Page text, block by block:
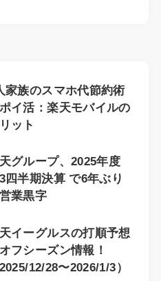
家族のスマホ代節約術
イ活：楽天モバイルの
ット
グループ、2025年度
四半期決算 で6年ぶり
業黒字
イーグルスの打順予想
フシーズン情報！
2025/12/28〜2026/1/3）